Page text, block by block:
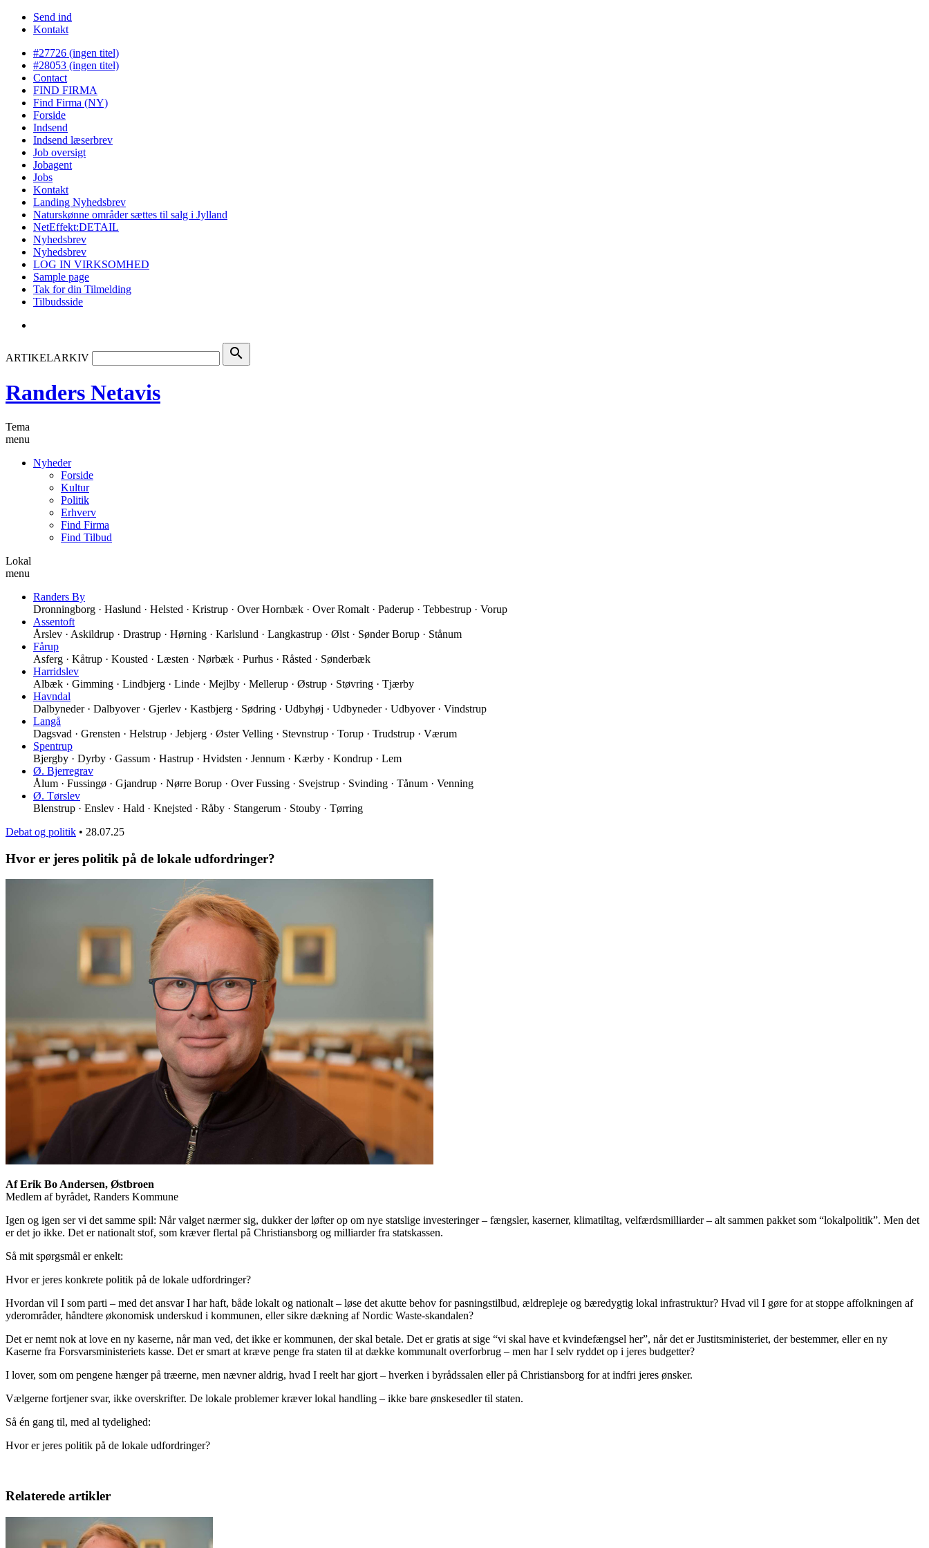
Send ind
Kontakt
#27726 (ingen titel)
#28053 (ingen titel)
Contact
FIND FIRMA
Find Firma (NY)
Forside
Indsend
Indsend læserbrev
Job oversigt
Jobagent
Jobs
Kontakt
Landing Nyhedsbrev
Naturskønne områder sættes til salg i Jylland
NetEffekt:DETAIL
Nyhedsbrev
Nyhedsbrev
LOG IN VIRKSOMHED
Sample page
Tak for din Tilmelding
Tilbudsside
ARTIKELARKIV search
Randers Netavis
Tema
menu
Nyheder
Forside
Kultur
Politik
Erhverv
Find Firma
Find Tilbud
Lokal
menu
Randers By
Dronningborg · Haslund · Helsted · Kristrup · Over Hornbæk · Over Romalt · Paderup · Tebbestrup · Vorup
Assentoft
Årslev · Askildrup · Drastrup · Hørning · Karlslund · Langkastrup · Ølst · Sønder Borup · Stånum
Fårup
Asferg · Kåtrup · Kousted · Læsten · Nørbæk · Purhus · Råsted · Sønderbæk
Harridslev
Albæk · Gimming · Lindbjerg · Linde · Mejlby · Mellerup · Østrup · Støvring · Tjærby
Havndal
Dalbyneder · Dalbyover · Gjerlev · Kastbjerg · Sødring · Udbyhøj · Udbyneder · Udbyover · Vindstrup
Langå
Dagsvad · Grensten · Helstrup · Jebjerg · Øster Velling · Stevnstrup · Torup · Trudstrup · Værum
Spentrup
Bjergby · Dyrby · Gassum · Hastrup · Hvidsten · Jennum · Kærby · Kondrup · Lem
Ø. Bjerregrav
Ålum · Fussingø · Gjandrup · Nørre Borup · Over Fussing · Svejstrup · Svinding · Tånum · Venning
Ø. Tørslev
Blenstrup · Enslev · Hald · Knejsted · Råby · Stangerum · Stouby · Tørring
Debat og politik • 28.07.25
Hvor er jeres politik på de lokale udfordringer?
Af Erik Bo Andersen, Østbroen
Medlem af byrådet, Randers Kommune
Igen og igen ser vi det samme spil: Når valget nærmer sig, dukker der løfter op om nye statslige investeringer – fængsler, kaserner, klimatiltag, velfærdsmilliarder – alt sammen pakket som “lokalpolitik”. Men det
er det jo ikke. Det er nationalt stof, som kræver flertal på Christiansborg og milliarder fra statskassen.
Så mit spørgsmål er enkelt:
Hvor er jeres konkrete politik på de lokale udfordringer?
Hvordan vil I som parti – med det ansvar I har haft, både lokalt og nationalt – løse det akutte behov for pasningstilbud, ældrepleje og bæredygtig lokal infrastruktur? Hvad vil I gøre for at stoppe affolkningen af
yderområder, håndtere økonomisk underskud i kommunen, eller sikre dækning af Nordic Waste-skandalen?
Det er nemt nok at love en ny kaserne, når man ved, det ikke er kommunen, der skal betale. Det er gratis at sige “vi skal have et kvindefængsel her”, når det er Justitsministeriet, der bestemmer, eller en ny
Kaserne fra Forsvarsministeriets kasse. Det er smart at kræve penge fra staten til at dække kommunalt overforbrug – men har I selv ryddet op i jeres budgetter?
I lover, som om pengene hænger på træerne, men nævner aldrig, hvad I reelt har gjort – hverken i byrådssalen eller på Christiansborg for at indfri jeres ønsker.
Vælgerne fortjener svar, ikke overskrifter. De lokale problemer kræver lokal handling – ikke bare ønskesedler til staten.
Så én gang til, med al tydelighed:
Hvor er jeres politik på de lokale udfordringer?
Relaterede artikler